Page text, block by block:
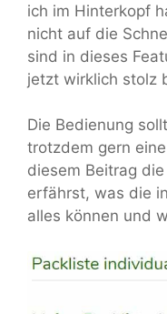
ich im Hinterkopf
nicht auf die
sind in dieses
jetzt wirklich stolz
Die Bedienung
trotzdem gern
diesem Beitrag
erfährst, was die
alles können und